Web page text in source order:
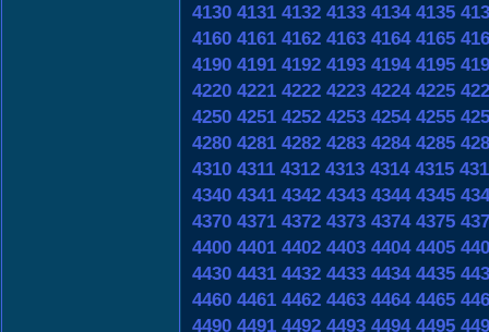
4130 4131 4132 4133 4134 4135
4160 4161 4162 4163 4164 4165
4190 4191 4192 4193 4194 4195
4220 4221 4222 4223 4224 4225
4250 4251 4252 4253 4254 4255
4280 4281 4282 4283 4284 4285
4310 4311 4312 4313 4314 4315
4340 4341 4342 4343 4344 4345
4370 4371 4372 4373 4374 4375
4400 4401 4402 4403 4404 4405
4430 4431 4432 4433 4434 4435
4460 4461 4462 4463 4464 4465
4490 4491 4492 4493 4494 4495